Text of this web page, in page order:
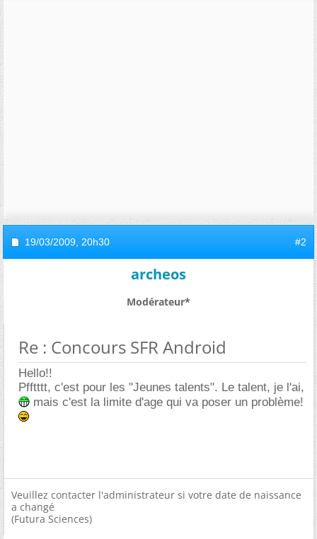
19/03/2009, 20h30 #2
archeos
Modérateur*
Re : Concours SFR Android
Hello!!
Pfftttt, c'est pour les "Jeunes talents". Le talent, je l'ai,
mais c'est la limite d'age qui va poser un problème!
Veuillez contacter l'administrateur si votre date de naissance
a changé
(Futura Sciences)